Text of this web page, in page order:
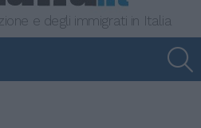
e degli immigrati in Italia